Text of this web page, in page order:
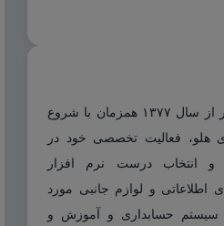
شرکت مشاوره هاله افزار از سال ۱۳۷۷ همزمان با شروع
هلو، فعالیت تخصصی خود در
و انتخاب درست نرم افزار
اطلاعاتی و لوازم جانبی مورد
سیستم حسابداری و آموزش و